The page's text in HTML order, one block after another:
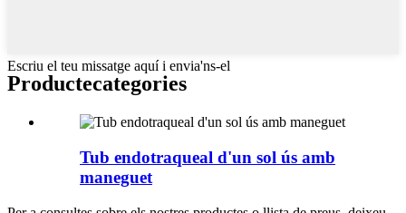
Escriu el teu missatge aquí i envia'ns-el
Productecategories
Tub endotraqueal d'un sol ús amb
maneguet